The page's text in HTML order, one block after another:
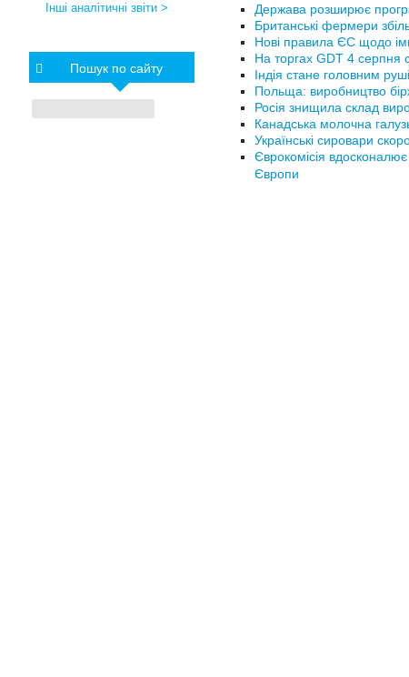
Держава розширює
Британські фермери
Нові правила ЄС щодо
На торгах GDT 4 серпня
Індія стане головним
Польща: виробництво
Росія знищила склад
Канадська молочна
Українські сировари
Єврокомісія
Європи
Інші аналітичні звіти >
Пошук по сайту